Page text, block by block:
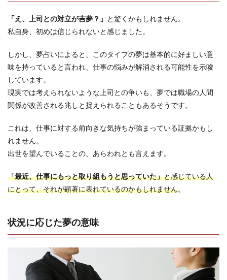
「え、上司との対立が吉夢？」 と驚くかもしれません。
私自身、初めは信じられないと感じました。
しかし、夢占いによると、このタイプの夢は基本的に好ましい意
味を持っていると言われ、仕事の悩みが解消される可能性を示唆
しています。
現実では考えられないような上司との争いも、夢では職場の人間
関係が改善される兆しと捉えられることもあるそうです。
これは、仕事に対する前向きな気持ちが強まっている証拠かもし
れません。
出世を望んでいることの、あらわれとも言えます。
「最近、仕事にもっと取り組もうと思っていた」と感じている人
にとって、それが顕著に表れているのかもしれません。
状況に応じた夢の意味